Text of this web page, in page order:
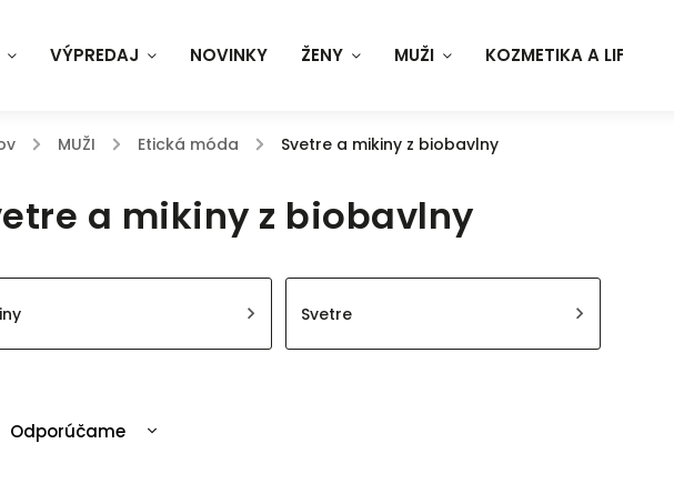
VÝPREDAJ NOVINKY ŽENY MUŽI KOZMETIKA A LIFESTYLE
/ MUŽI / Etická móda / Svetre a mikiny z biobavlny
a mikiny z biobavlny
Svetre
Odporúčame